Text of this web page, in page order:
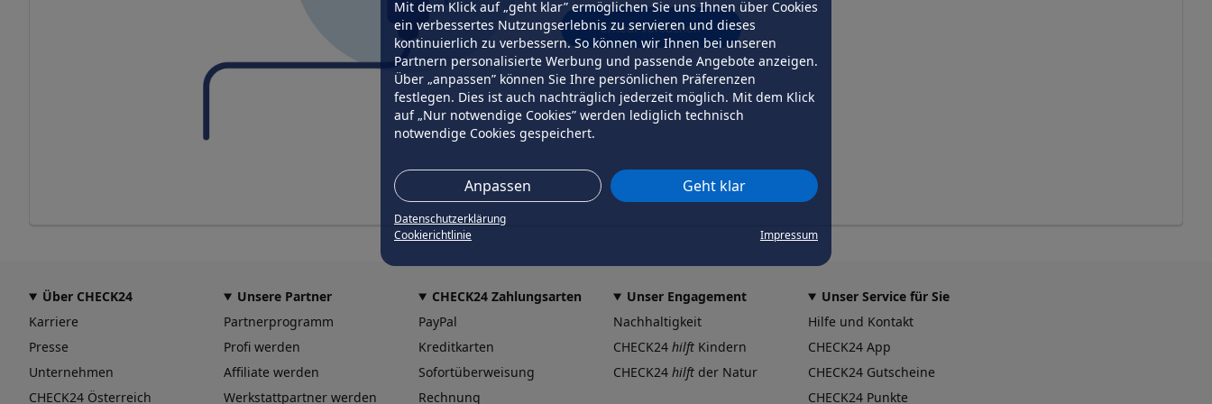
Mit dem Klick auf „geht klar” ermöglichen Sie uns Ihnen über Cookies
ein verbessertes Nutzungserlebnis zu servieren und dieses
kontinuierlich zu verbessern. So können wir Ihnen bei unseren
Partnern personalisierte Werbung und passende Angebote anzeigen.
Über „anpassen” können Sie Ihre persönlichen Präferenzen
festlegen. Dies ist auch nachträglich jederzeit möglich. Mit dem Klick
auf „Nur notwendige Cookies” werden lediglich technisch
notwendige Cookies gespeichert.
Anpassen Geht klar
Datenschutzerklärung
Cookierichtlinie
Impressum
erneut versuchen
Über CHECK24
Karriere
Presse
Unternehmen
CHECK24 Österreich
Unsere Partner
Partnerprogramm
Profi werden
Affiliate werden
Werkstattpartner werden
CHECK24 Zahlungsarten
PayPal
Kreditkarten
Sofortüberweisung
Rechnung
Unser Engagement
Nachhaltigkeit
CHECK24 hilft Kindern
CHECK24 hilft der Natur
Unser Service für Sie
Hilfe und Kontakt
CHECK24 App
CHECK24 Gutscheine
CHECK24 Punkte